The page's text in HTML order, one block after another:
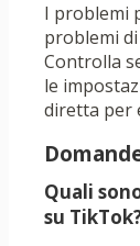
I problemi
problemi
Controlla
le
diretta per
Quali
su